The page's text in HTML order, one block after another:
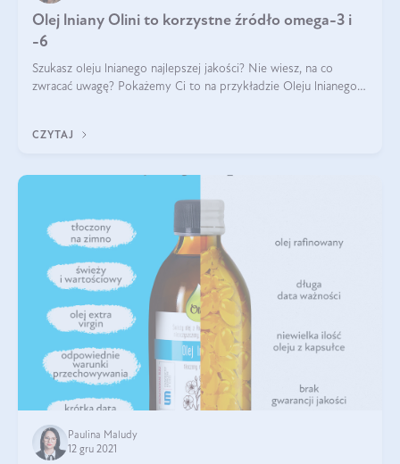
Olej lniany Olini to korzystne źródło omega-3 i
-6
Szukasz oleju lnianego najlepszej jakości? Nie wiesz, na co
zwracać uwagę? Pokażemy Ci to na przykładzie Oleju lnianego
CZYTAJ
Paulina Maludy
12 gru 2021